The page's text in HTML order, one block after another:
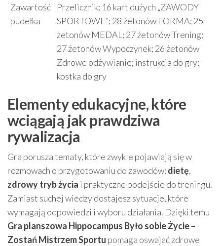
Zawartość
pudełka
Przelicznik; 16 kart dużych „ZAWODY
SPORTOWE”; 28 żetonów FORMA; 25
żetonów MEDAL; 27 żetonów Trening;
27 żetonów Wypoczynek; 26 żetonów
Zdrowe odżywianie; instrukcja do gry;
kostka do gry
Elementy edukacyjne, które
wciągają jak prawdziwa
rywalizacja
Gra porusza tematy, które zwykle pojawiają się w
rozmowach o przygotowaniu do zawodów: dietę,
zdrowy tryb życia i praktyczne podejście do treningu.
Zamiast suchej wiedzy dostajesz sytuacje, które
wymagają odpowiedzi i wyboru działania. Dzięki temu
Gra planszowa Hippocampus Było sobie Życie –
Zostań Mistrzem Sportu pomaga oswajać zdrowe